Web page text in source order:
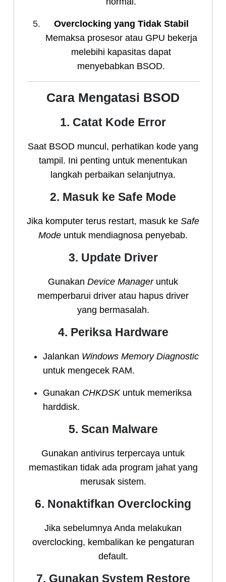
Overclocking yang Tidak Stabil
Memaksa prosesor atau GPU bekerja
melebihi kapasitas dapat
menyebabkan BSOD.
Cara Mengatasi BSOD
1. Catat Kode Error
Saat BSOD muncul, perhatikan kode yang
tampil. Ini penting untuk menentukan
langkah perbaikan selanjutnya.
2. Masuk ke Safe Mode
Jika komputer terus restart, masuk ke Safe
Mode untuk mendiagnosa penyebab.
3. Update Driver
Gunakan Device Manageruntuk
memperbarui driver atau hapus driver
yang bermasalah.
4. Periksa Hardware
Jalankan Windows Memory Diagnostic
untuk mengecek RAM.
Gunakan CHKDSKuntuk memeriksa
harddisk.
5. Scan Malware
Gunakan antivirus terpercaya untuk
memastikan tidak ada program jahat yang
merusak sistem.
6. Nonaktifkan Overclocking
Jika sebelumnya Anda melakukan
overclocking, kembalikan ke pengaturan
default.
7. Gunakan System Restore